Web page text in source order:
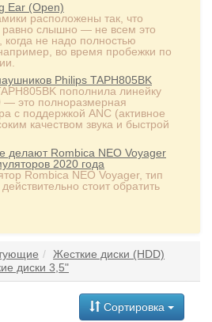
Ear (Open)
расположены так, что
равно слышно — не всем это
когда не надо полностью
во время пробежки по
Philips TAPH805BK
пополнила линейку
— это полноразмерная
с поддержкой ANC (активное
качеством звука и быстрой
делают Rombica NEO Voyager
2020 года
Rombica NEO Voyager, тип
стоит обратить
Жесткие диски (HDD)
диски 3,5"
Сортировка